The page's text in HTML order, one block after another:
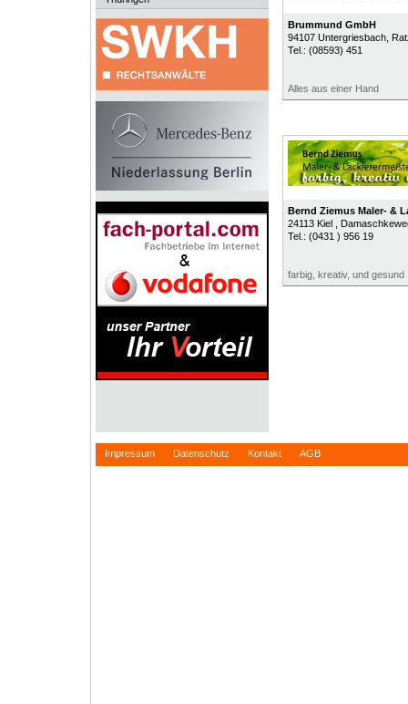
Brummund GmbH
94107 Untergriesbach,
Tel.: (08593) 451
Alles aus einer Hand
Bernd Ziemus Maler- &
24113 Kiel
,
Tel.: (0431 ) 956 19
farbig, kreativ, und gesund
Impressum Datenschutz Kontakt AGB